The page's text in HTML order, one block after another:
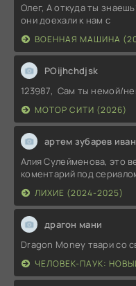
Олег, А откуда ты
они доехали к нам с
ВОЕННАЯ МАШИНА
POijhchdjsk
123987, Сам ты немой/
МОТОР СИТИ (2026)
артем зубарев
Алия Сулейменова, это
коментарий под
ЛИХИЕ (2024-2025)
драгон мани
Dragon Money твари со
ЧЕЛОВЕК-ПАУК: